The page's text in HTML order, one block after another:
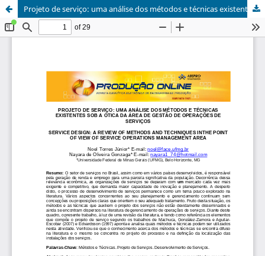
Projeto de serviço: uma análise dos métodos e técnicas existentes sob a ótica da área de gestão de operações de serviços